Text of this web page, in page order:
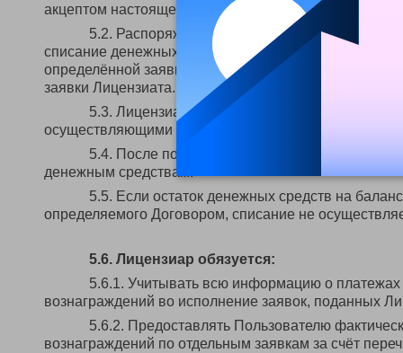
акцептом настоящего договора.
5.2. Распоряжение Лицензиата о списании,
списание денежных средств с баланса
определённой заявке является осуществлением
заявки Лицензиата.
5.3. Лицензиар не участвует в
осуществляющими перевод денежных средств на
5.4. После пополнения баланса остаток
денежным средствам.
5.5. Если остаток денежных средств на
определяемого Договором, списание не
5.6. Лицензиар обязуется:
5.6.1. Учитывать всю информацию о
вознаграждений во исполнение заявок, поданных
5.6.2. Предоставлять Пользователю
вознаграждений по отдельным заявкам за счёт